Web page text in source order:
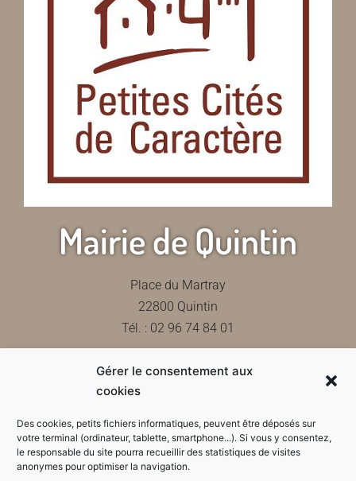
Gérer le consentement aux
cookies
Des cookies, petits fichiers informatiques, peuvent être déposés sur
votre terminal (ordinateur, tablette, smartphone...). Si vous y consentez,
le responsable du site pourra recueillir des statistiques de visites
anonymes pour optimiser la navigation.
Mairie de Quintin
Place du Martray
22800 Quintin
Tél. : 02 96 74 84 01
Contactez-nous
Horaires d'ouverture de la mairie